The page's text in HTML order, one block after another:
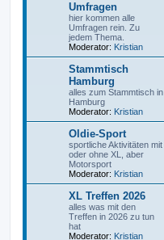
Umfragen
hier kommen alle
Umfragen rein. Zu
jedem Thema.
Moderator: Kristian
Stammtisch
Hamburg
alles zum Stammtisch in
Hamburg
Moderator: Kristian
Oldie-Sport
sportliche Aktivitäten mit
oder ohne XL, aber
Motorsport
Moderator: Kristian
XL Treffen 2026
alles was mit den
Treffen in 2026 zu tun
hat
Moderator: Kristian